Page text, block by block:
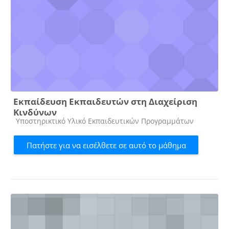
Εκπαίδευση Εκπαιδευτών στη Διαχείριση
Κινδύνων
Κατηγορία μαθήματος
Υποστηρικτικό Υλικό Εκπαιδευτικών Προγραμμάτων
Πατήστε για να εισέλθετε σε αυτό το μάθημα